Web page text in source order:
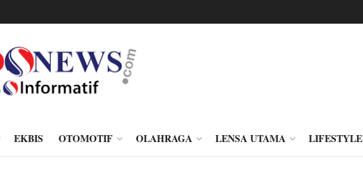
EKBIS OTOMOTIF OLAHRAGA LENSA UTAMA LIFESTYLE